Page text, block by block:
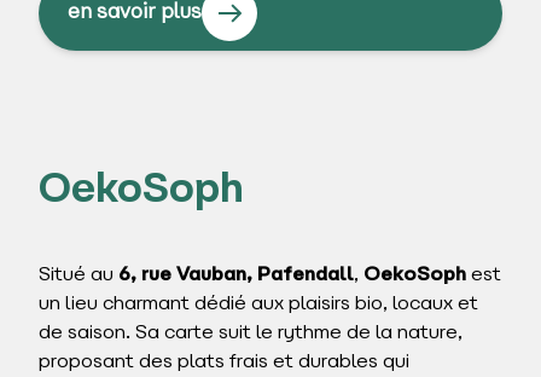
en savoir plus
OekoSoph
Situé au 6, rue Vauban, Pafendall, OekoSoph est
un lieu charmant dédié aux plaisirs bio, locaux et
de saison. Sa carte suit le rythme de la nature,
proposant des plats frais et durables qui